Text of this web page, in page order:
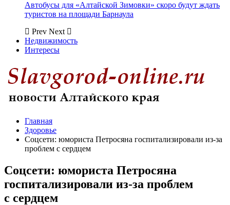
Автобусы для «Алтайской Зимовки» скоро будут ждать
туристов на площади Барнаула
Prev Next
Недвижимость
Интересы
Главная
Здоровье
Соцсети: юмориста Петросяна госпитализировали из-за
проблем с сердцем
Соцсети: юмориста Петросяна
госпитализировали из-за проблем
с сердцем